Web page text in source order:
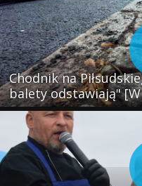
Chodnik na
balety odstawiają"